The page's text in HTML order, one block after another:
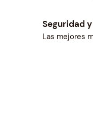
Seguridad
Las mejores